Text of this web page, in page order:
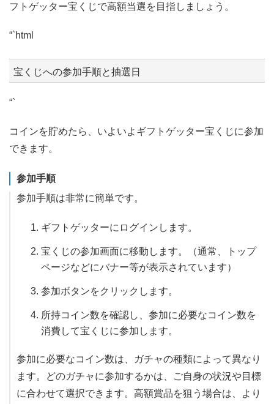
フトゲッター宝くじで高額当選を目指しましょう。
“`html
宝くじへの参加手順と抽選日
“`
コインを貯めたら、いよいよギフトゲッター宝くじに参加
できます。
参加手順
参加手順は非常に簡単です。
ギフトゲッターにログインします。
宝くじの参加画面に移動します。（通常、トップ
ページなどにバナー等が表示されています）
参加ボタンをクリックします。
所持コイン数を確認し、参加に必要なコイン数を
消費して宝くじに参加します。
参加に必要なコイン数は、ガチャの種類によって異なり
ます。どのガチャに参加するかは、ご自身の状況や目標
に合わせて選択できます。高額賞品を狙う場合は、より